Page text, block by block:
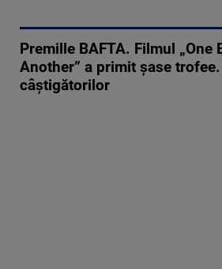
Premille BAFTA. Filmul „One
Another” a primit șase
câștigătorilor